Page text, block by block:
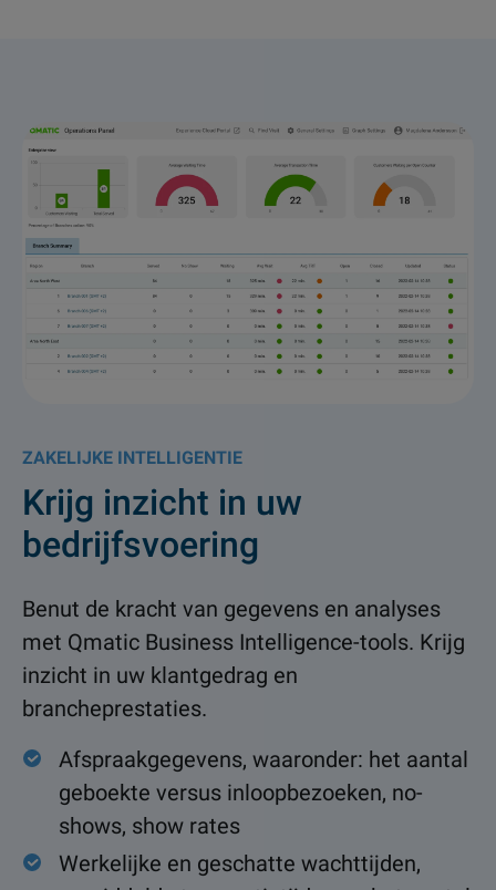
ZAKELIJKE INTELLIGENTIE
Krijg inzicht in uw
bedrijfsvoering
Benut de kracht van gegevens en analyses
met Qmatic Business Intelligence-tools. Krijg
inzicht in uw klantgedrag en
brancheprestaties.
Afspraakgegevens, waaronder: het aantal
geboekte versus inloopbezoeken, no-
shows, show rates
Werkelijke en geschatte wachttijden,